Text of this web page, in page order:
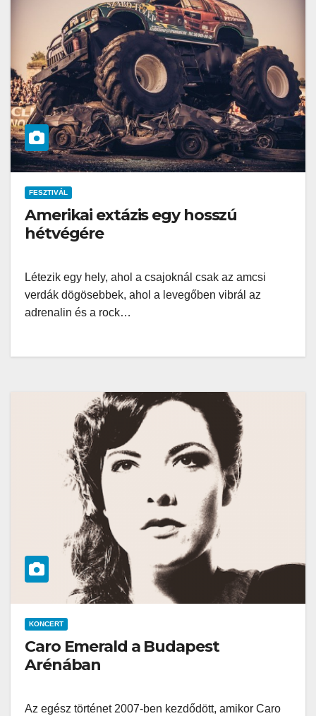
FESZTIVÁL
Amerikai extázis egy hosszú
hétvégére
Létezik egy hely, ahol a csajoknál csak az amcsi
verdák dögösebbek, ahol a levegőben vibrál az
adrenalin és a rock…
KONCERT
Caro Emerald a Budapest
Arénában
Az egész történet 2007-ben kezdődött, amikor Caro